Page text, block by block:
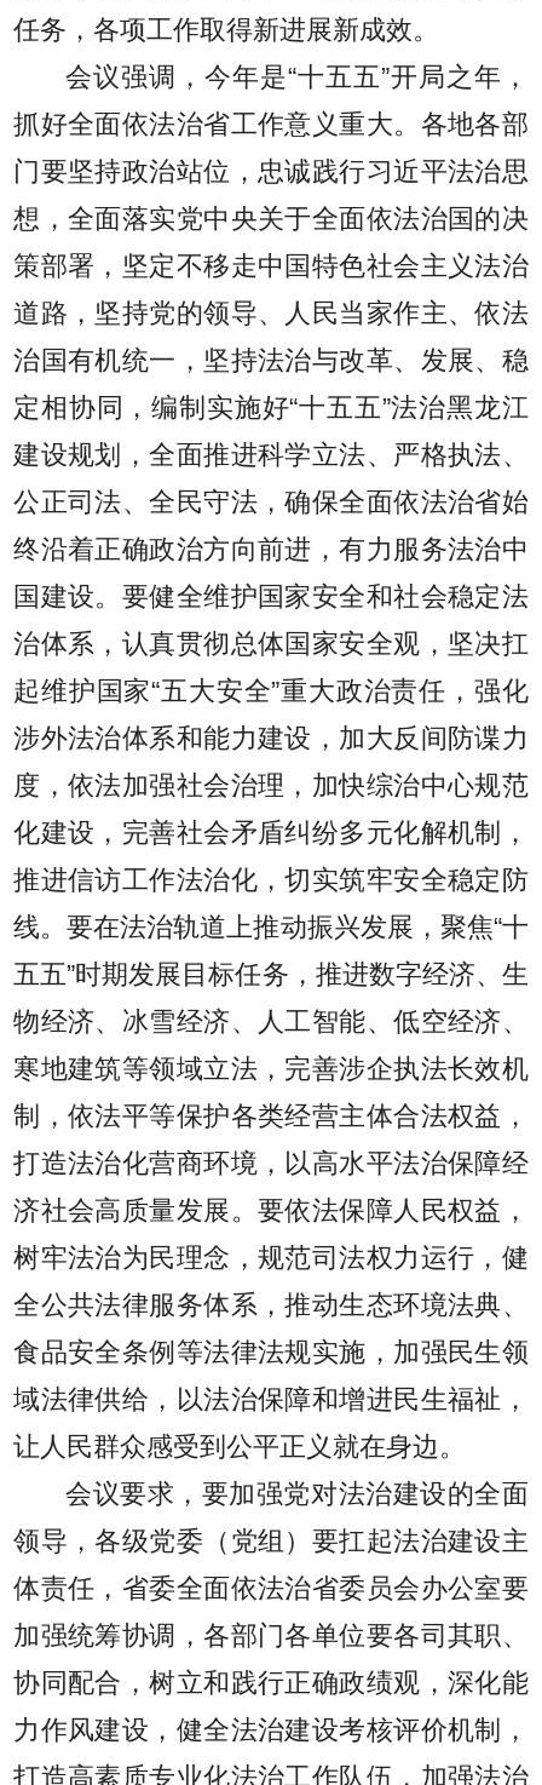
任务，各项工作取得新进展新成效。
会议强调，今年是“十五五”开局之年，
抓好全面依法治省工作意义重大。各地各部
门要坚持政治站位，忠诚践行习近平法治思
想，全面落实党中央关于全面依法治国的决
策部署，坚定不移走中国特色社会主义法治
道路，坚持党的领导、人民当家作主、依法
治国有机统一，坚持法治与改革、发展、稳
定相协同，编制实施好“十五五”法治黑龙江
建设规划，全面推进科学立法、严格执法、
公正司法、全民守法，确保全面依法治省始
终沿着正确政治方向前进，有力服务法治中
国建设。要健全维护国家安全和社会稳定法
治体系，认真贯彻总体国家安全观，坚决扛
起维护国家“五大安全”重大政治责任，强化
涉外法治体系和能力建设，加大反间防谍力
度，依法加强社会治理，加快综治中心规范
化建设，完善社会矛盾纠纷多元化解机制，
推进信访工作法治化，切实筑牢安全稳定防
线。要在法治轨道上推动振兴发展，聚焦“十
五五”时期发展目标任务，推进数字经济、生
物经济、冰雪经济、人工智能、低空经济、
寒地建筑等领域立法，完善涉企执法长效机
制，依法平等保护各类经营主体合法权益，
打造法治化营商环境，以高水平法治保障经
济社会高质量发展。要依法保障人民权益，
树牢法治为民理念，规范司法权力运行，健
全公共法律服务体系，推动生态环境法典、
食品安全条例等法律法规实施，加强民生领
域法律供给，以法治保障和增进民生福祉，
让人民群众感受到公平正义就在身边。
会议要求，要加强党对法治建设的全面
领导，各级党委（党组）要扛起法治建设主
体责任，省委全面依法治省委员会办公室要
加强统筹协调，各部门各单位要各司其职、
协同配合，树立和践行正确政绩观，深化能
力作风建设，健全法治建设考核评价机制，
打造高素质专业化法治工作队伍，加强法治